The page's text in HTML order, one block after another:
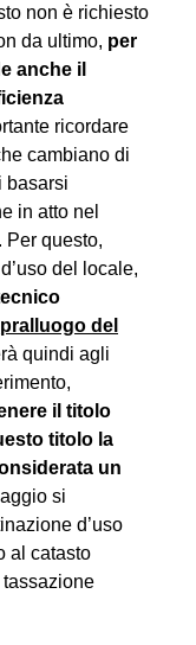
non è richiesto
da ultimo, per
anche il
ricordare
cambiano di
basarsi
in atto nel
Per questo,
del locale,
del
quindi agli
il titolo
titolo la
un
si
d’uso
al catasto
tassazione